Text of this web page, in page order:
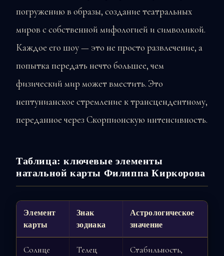
погружению в образы, создание театральных
миров с собственной мифологией и символикой.
Каждое его шоу — это не просто развлечение, а
попытка передать нечто большее, чем
физический мир может вместить. Это
нептунианское стремление к трансцендентному,
переданное через Скорпионскую интенсивность.
Таблица: ключевые элементы
натальной карты Филиппа Киркорова
Элемент
карты
Знак
зодиака
Астрологическое
значение
Солнце Телец
Стабильность,